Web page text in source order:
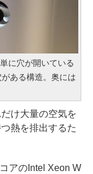
に穴が開いている
ある構造。奥には
け大量の空気を
熱を排出するた
アのIntel Xeon W